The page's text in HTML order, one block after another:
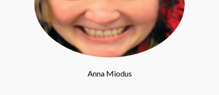
Anna Miodus